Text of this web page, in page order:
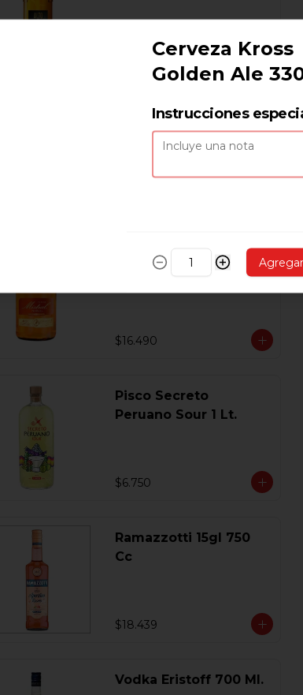
$17.440
Pisco Campanario
Sour 16 Gl. 700 Ml.
Pisco Mistral Nobel
Añejado En Roble
Clasico 40 Gl.750 Ml.
$16.490
Pisco Secreto
Peruano Sour 1 Lt.
$6.750
Ramazzotti 15gl 750
Cc
$18.439
Vodka Eristoff 700 Ml.
Cerveza Kross
Golden Ale
Instrucciones
Agregar